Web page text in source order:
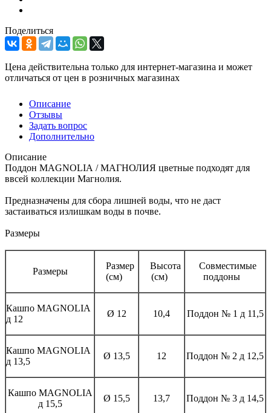
Поделиться
Цена действительна только для интернет-магазина и может
отличаться от цен в розничных магазинах
Описание
Отзывы
Задать вопрос
Дополнительно
Описание
Поддон MAGNOLIА / МАГНОЛИЯ цветные подходят для
ввсей коллекции Магнолия.
Предназначены для сбора лишней воды, что не даст
застаиваться излишкам воды в почве.
Размеры
Размеры
Размер
(см)
Высота
(см)
Совместимые
поддоны
Кашпо MAGNOLIА
д 12
Ø 12 10,4 Поддон № 1 д 11,5
Кашпо MAGNOLIА
д 13,5
Ø 13,5 12 Поддон № 2 д 12,5
Кашпо MAGNOLIА
д 15,5
Ø 15,5 13,7 Поддон № 3 д 14,5